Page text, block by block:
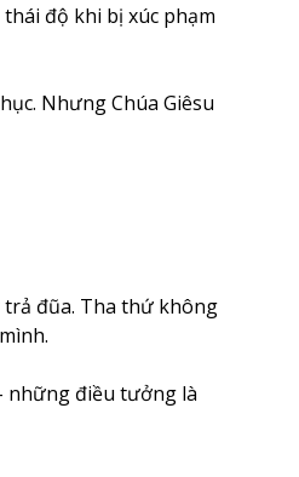
độ khi bị xúc phạm
Nhưng Chúa Giêsu
đũa. Tha thứ không
những điều tưởng là